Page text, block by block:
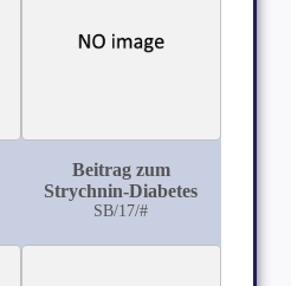
Beitrag zum
Strychnin-Diabetes
SB/17/#